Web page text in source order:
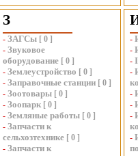
З
- ЗАГСы [ 0 ]
- Звуковое
оборудование [ 0 ]
- Землеустройство [ 0 ]
- Заправочные станции [ 0 ]
- Зоотовары [ 0 ]
- Зоопарк [ 0 ]
- Земляные работы [ 0 ]
- Запчасти к
сельхозтехнике [ 0 ]
- Запчасти к
-
-
-
-
-
-
-
-